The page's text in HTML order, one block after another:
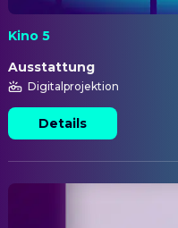
Kino 5
Ausstattung
Digitalprojektion
Details